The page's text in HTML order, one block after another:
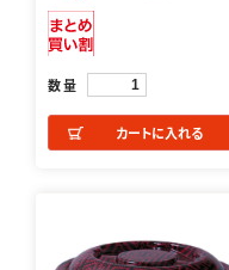
数量
カートに入れる